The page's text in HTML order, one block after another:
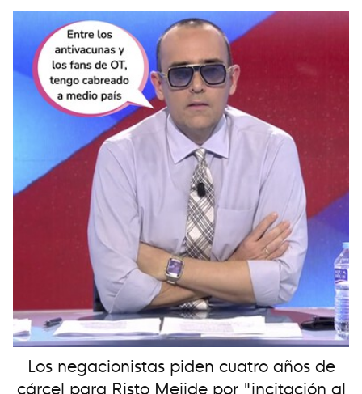
Los negacionistas piden cuatro años de
cárcel para Risto Mejide por "incitación al